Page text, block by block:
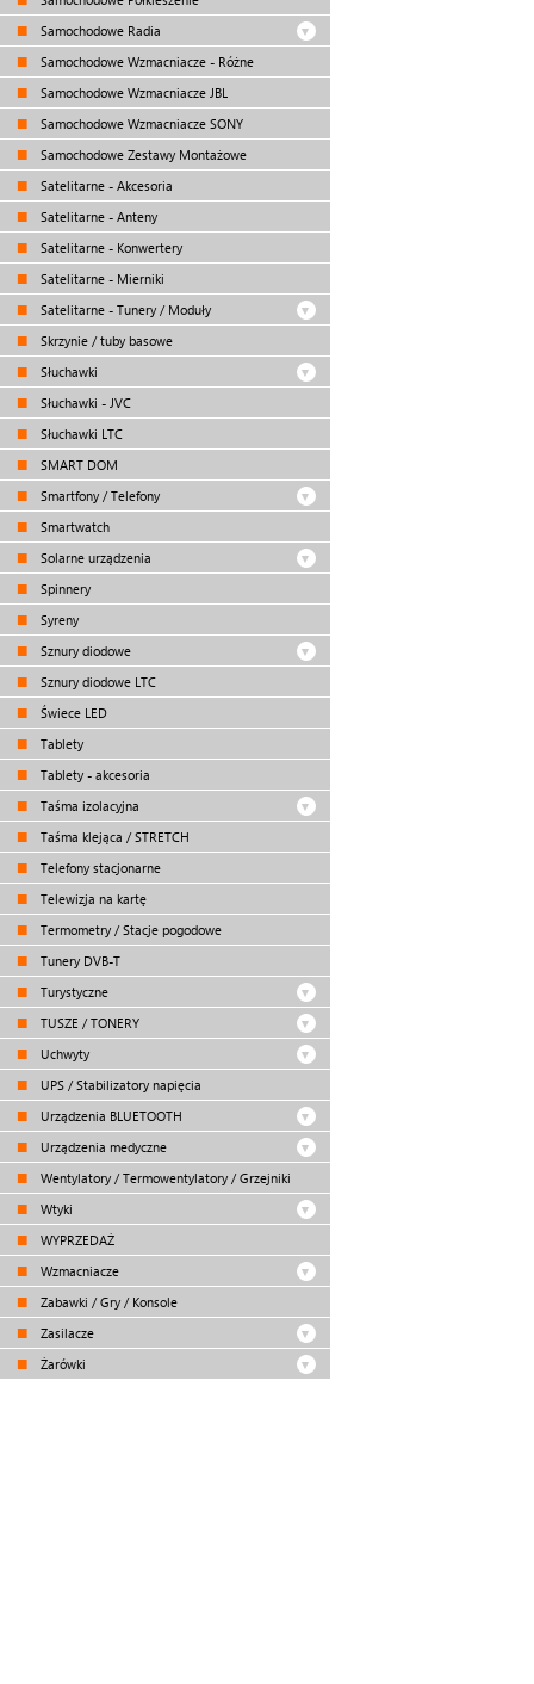
Samochodowe Radia
Samochodowe Wzmacniacze - Różne
Samochodowe Wzmacniacze JBL
Samochodowe Wzmacniacze SONY
Samochodowe Zestawy Montażowe
Satelitarne - Akcesoria
Satelitarne - Anteny
Satelitarne - Konwertery
Satelitarne - Mierniki
Satelitarne - Tunery / Moduły
Skrzynie / tuby basowe
Słuchawki
Słuchawki - JVC
Słuchawki LTC
SMART DOM
Smartfony / Telefony
Smartwatch
Solarne urządzenia
Spinnery
Syreny
Sznury diodowe
Sznury diodowe LTC
Świece LED
Tablety
Tablety - akcesoria
Taśma izolacyjna
Taśma klejąca / STRETCH
Telefony stacjonarne
Telewizja na kartę
Termometry / Stacje pogodowe
Tunery DVB-T
Turystyczne
TUSZE / TONERY
Uchwyty
UPS / Stabilizatory napięcia
Urządzenia BLUETOOTH
Urządzenia medyczne
Wentylatory / Termowentylatory / Grzejniki
Wtyki
WYPRZEDAŻ
Wzmacniacze
Zabawki / Gry / Konsole
Zasilacze
Żarówki